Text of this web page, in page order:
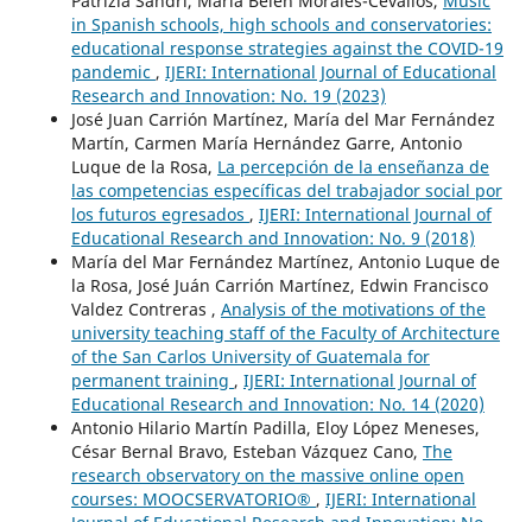
in Spanish schools, high schools and conservatories:
educational response strategies against the COVID-19
pandemic , IJERI: International Journal of Educational
Research and Innovation: No. 19 (2023)
José Juan Carrión Martínez, María del Mar Fernández
Martín, Carmen María Hernández Garre, Antonio
Luque de la Rosa, La percepción de la enseñanza de
las competencias específicas del trabajador social por
los futuros egresados , IJERI: International Journal of
Educational Research and Innovation: No. 9 (2018)
María del Mar Fernández Martínez, Antonio Luque de
la Rosa, José Juán Carrión Martínez, Edwin Francisco
Valdez Contreras , Analysis of the motivations of the
university teaching staff of the Faculty of Architecture
of the San Carlos University of Guatemala for
permanent training , IJERI: International Journal of
Educational Research and Innovation: No. 14 (2020)
Antonio Hilario Martín Padilla, Eloy López Meneses,
César Bernal Bravo, Esteban Vázquez Cano, The
research observatory on the massive online open
courses: MOOCSERVATORIO® , IJERI: International